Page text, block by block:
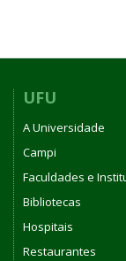
UFU
A Universidade
Campi
Faculdades e
Bibliotecas
Hospitais
Restaurantes